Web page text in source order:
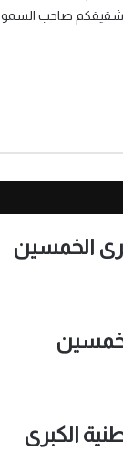
وشقيقكم صاحب السمو
الخمسين
الدورة 23 للجائزة الوطنية الكبرى